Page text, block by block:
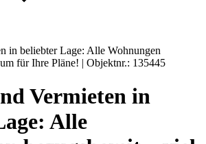
in beliebter Lage: Alle Wohnungen
für Ihre Pläne! | Objektnr.: 135445
Vermieten in
Alle